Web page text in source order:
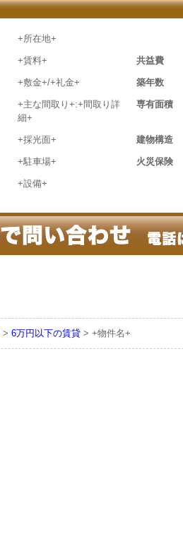
+所在地+
+賃料+ 共益費
+敷金+/+礼金+ 築年数
+主な間取り+:+間取り詳
細+
専有面積
+採光面+ 建物構造
+駐車場+ 火災保険
+設備+
> 6万円以下の賃貸 > +物件名+